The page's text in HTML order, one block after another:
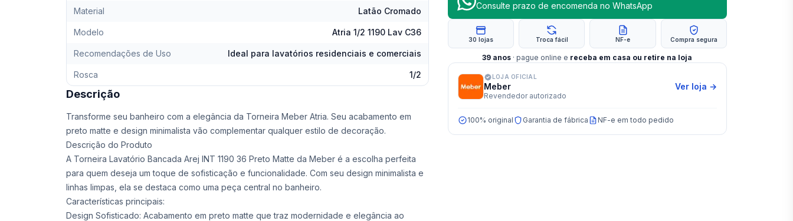
Material Latão Cromado
Modelo Atria 1/2 1190 Lav C36
Recomendações de Uso Ideal para lavatórios residenciais e comerciais
Rosca 1/2
Descrição
Transforme seu banheiro com a elegância da Torneira Meber Atria. Seu acabamento em
preto matte e design minimalista vão complementar qualquer estilo de decoração.
Descrição do Produto
A Torneira Lavatório Bancada Arej INT 1190 36 Preto Matte da Meber é a escolha perfeita
para quem deseja um toque de sofisticação e funcionalidade. Com seu design minimalista e
linhas limpas, ela se destaca como uma peça central no banheiro.
Características principais:
Design Sofisticado: Acabamento em preto matte que traz modernidade e elegância ao
Consulte prazo de encomenda no WhatsApp
30 lojas Troca fácil NF-e Compra segura
39 anos · pague online e receba em casa ou retire na loja
LOJA OFICIAL
Meber
Revendedor autorizado
Ver loja →
100% original Garantia de fábrica NF-e em todo pedido